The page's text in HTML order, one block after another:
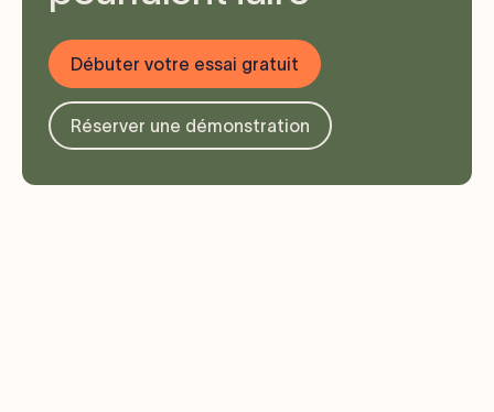
Débuter votre essai gratuit
Réserver une démonstration